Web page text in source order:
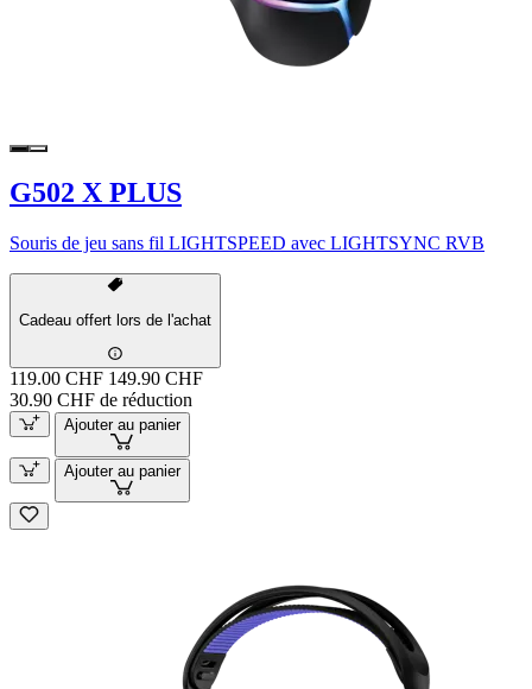
G502 X PLUS
Souris de jeu sans fil LIGHTSPEED avec LIGHTSYNC RVB
Cadeau offert lors de l'achat
119.00 CHF 149.90 CHF
30.90 CHF de réduction
Ajouter au panier
Ajouter au panier